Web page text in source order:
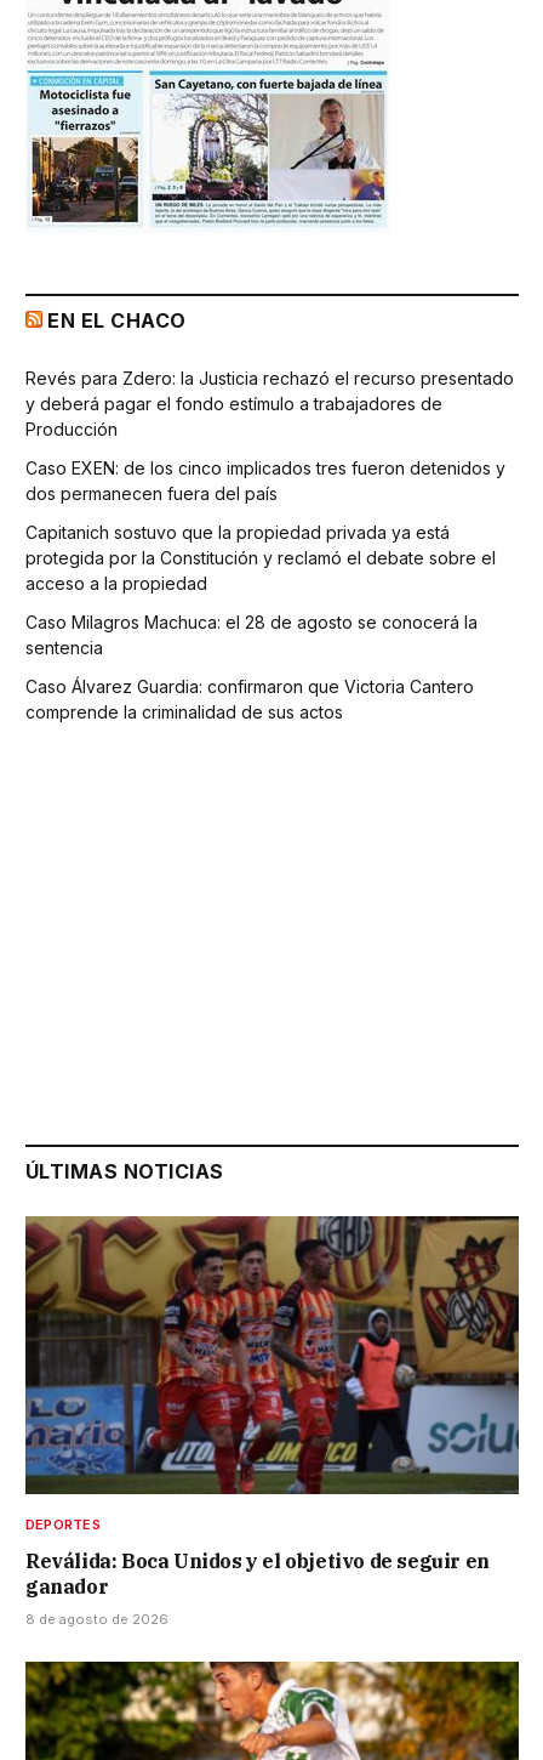
EN EL CHACO
Revés para Zdero: la Justicia rechazó el recurso presentado
y deberá pagar el fondo estímulo a trabajadores de
Producción
Caso EXEN: de los cinco implicados tres fueron detenidos y
dos permanecen fuera del país
Capitanich sostuvo que la propiedad privada ya está
protegida por la Constitución y reclamó el debate sobre el
acceso a la propiedad
Caso Milagros Machuca: el 28 de agosto se conocerá la
sentencia
Caso Álvarez Guardia: confirmaron que Victoria Cantero
comprende la criminalidad de sus actos
ÚLTIMAS NOTICIAS
DEPORTES
Reválida: Boca Unidos y el objetivo de seguir en
ganador
8 de agosto de 2026